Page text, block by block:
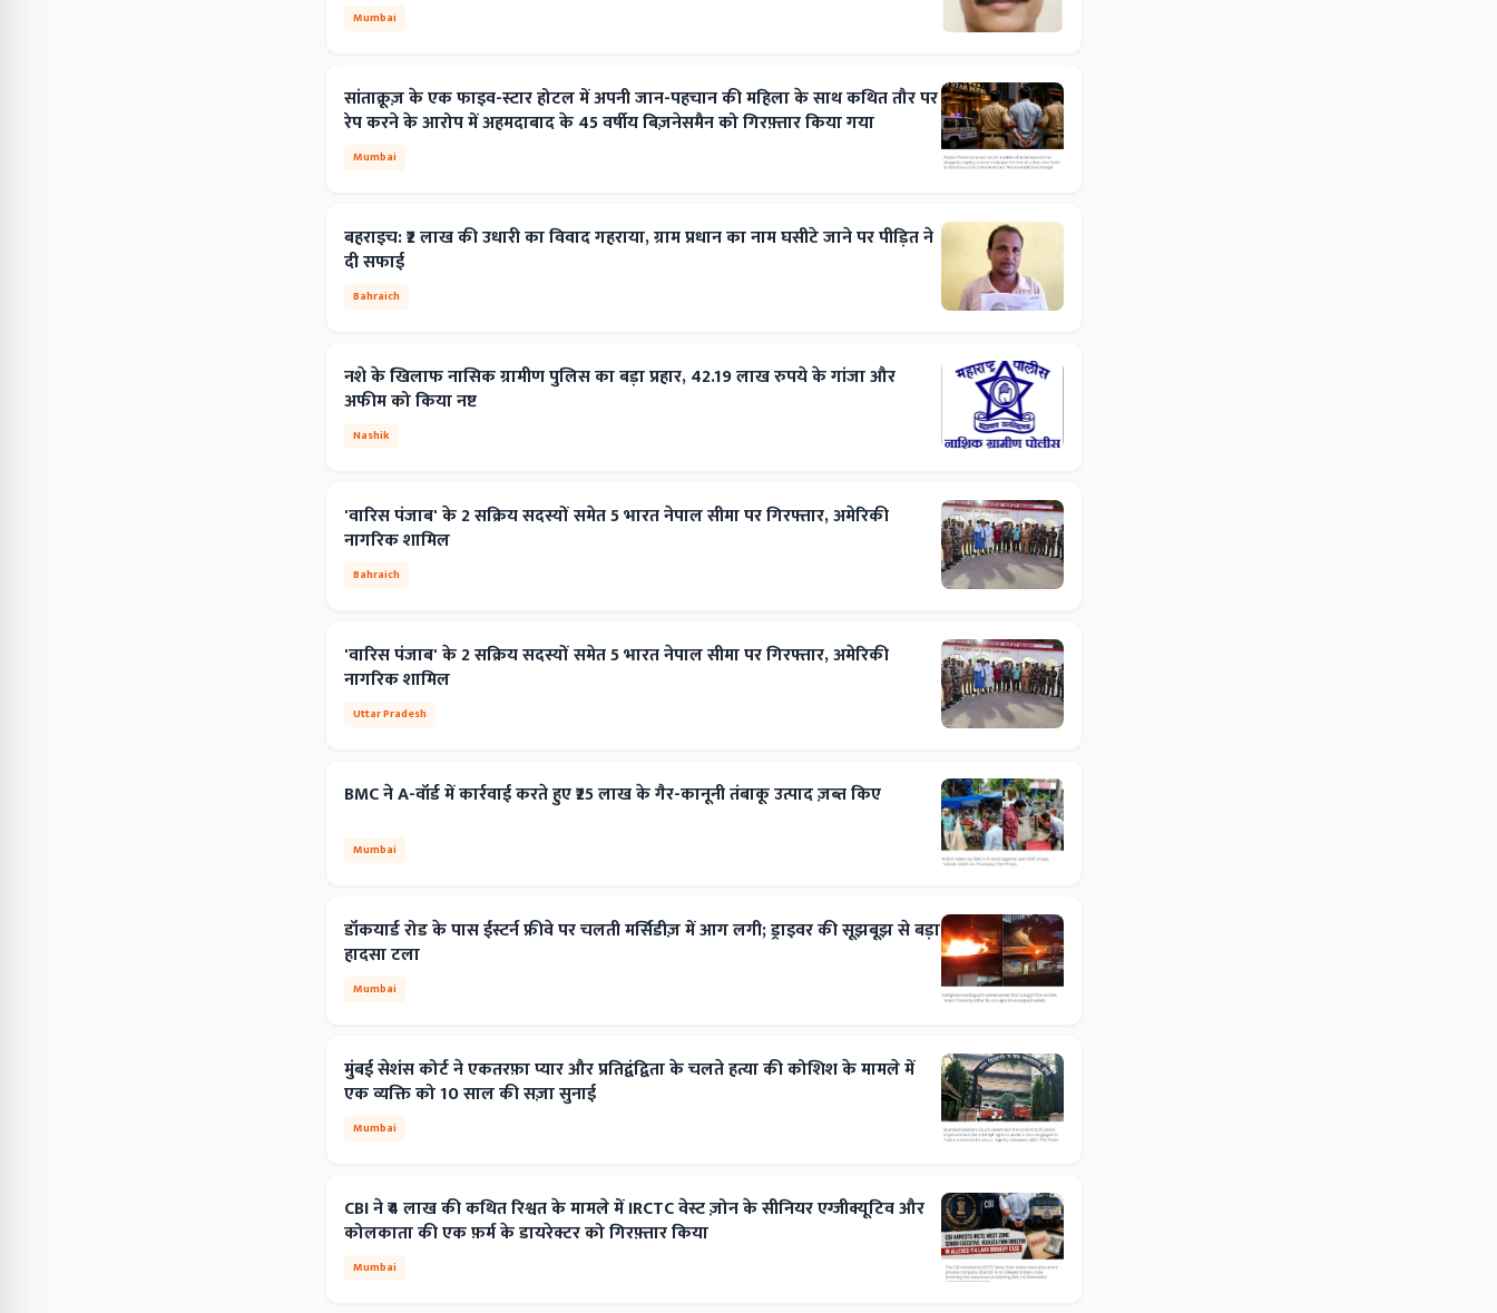
Mumbai
सांताक्रूज़ के एक फाइव-स्टार होटल में अपनी जान-पहचान की महिला के साथ कथित तौर पर
रेप करने के आरोप में अहमदाबाद के 45 वर्षीय बिज़नेसमैन को गिरफ़्तार किया गया
Mumbai
बहराइच: ₹2 लाख की उधारी का विवाद गहराया, ग्राम प्रधान का नाम घसीटे जाने पर पीड़ित ने
दी सफाई
Bahraich
नशे के खिलाफ नासिक ग्रामीण पुलिस का बड़ा प्रहार, 42.19 लाख रुपये के गांजा और
अफीम को किया नष्ट
Nashik
'वारिस पंजाब' के 2 सक्रिय सदस्यों समेत 5 भारत नेपाल सीमा पर गिरफ्तार, अमेरिकी
नागरिक शामिल
Bahraich
'वारिस पंजाब' के 2 सक्रिय सदस्यों समेत 5 भारत नेपाल सीमा पर गिरफ्तार, अमेरिकी
नागरिक शामिल
Uttar Pradesh
BMC ने A-वॉर्ड में कार्रवाई करते हुए ₹25 लाख के गैर-कानूनी तंबाकू उत्पाद ज़ब्त किए
Mumbai
डॉकयार्ड रोड के पास ईस्टर्न फ्रीवे पर चलती मर्सिडीज़ में आग लगी; ड्राइवर की सूझबूझ से बड़ा
हादसा टला
Mumbai
मुंबई सेशंस कोर्ट ने एकतरफ़ा प्यार और प्रतिद्वंद्विता के चलते हत्या की कोशिश के मामले में
एक व्यक्ति को 10 साल की सज़ा सुनाई
Mumbai
CBI ने ₹4 लाख की कथित रिश्वत के मामले में IRCTC वेस्ट ज़ोन के सीनियर एग्जीक्यूटिव और
कोलकाता की एक फ़र्म के डायरेक्टर को गिरफ़्तार किया
Mumbai